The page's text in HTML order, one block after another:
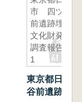
市 四ツ谷
前遺跡埋蔵
文化財発掘
調査報告書
1
東京都日野
谷前遺跡埋